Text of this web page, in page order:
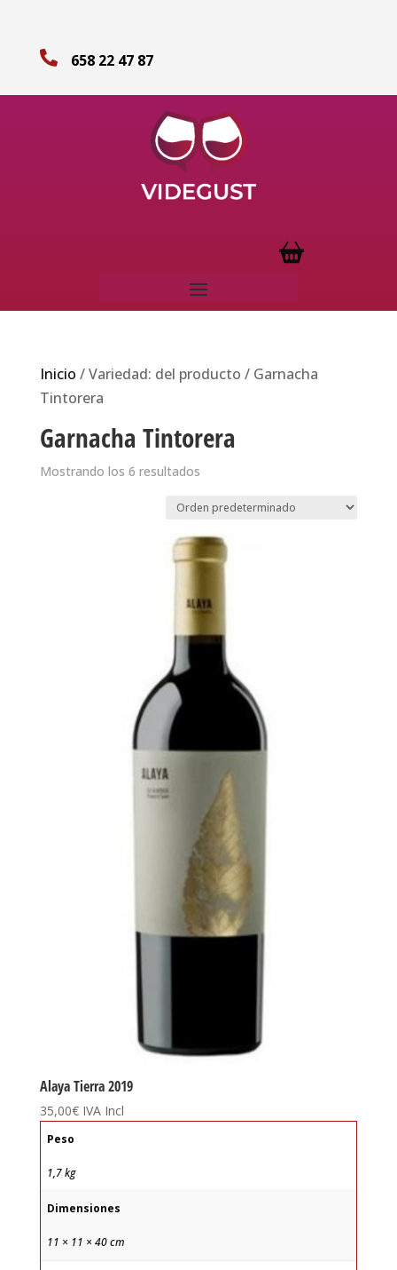
 658 22 47 87
Inicio / Variedad: del producto / Garnacha
Tintorera
Garnacha Tintorera
Mostrando los 6 resultados
Alaya Tierra 2019
35,00€ IVA Incl
Peso
1,7 kg
Dimensiones
11 × 11 × 40 cm